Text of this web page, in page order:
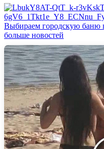
Выбираем городскую
больше новостей